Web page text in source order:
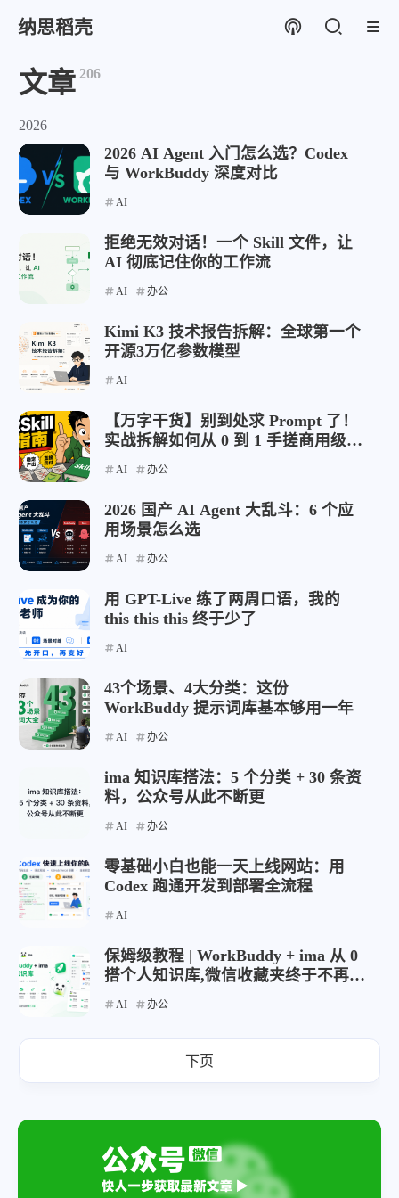
纳思稻壳
文章 206
2026
2026 AI Agent 入门怎么选？Codex
与 WorkBuddy 深度对比
AI
拒绝无效对话！一个 Skill 文件，让
AI 彻底记住你的工作流
AI 办公
Kimi K3 技术报告拆解：全球第一个
开源3万亿参数模型
AI
【万字干货】别到处求 Prompt 了！
实战拆解如何从 0 到 1 手搓商用级
AI Skill
AI 办公
2026 国产 AI Agent 大乱斗：6 个应
用场景怎么选
AI 办公
用 GPT-Live 练了两周口语，我的
this this this 终于少了
AI
43个场景、4大分类：这份
WorkBuddy 提示词库基本够用一年
AI 办公
ima 知识库搭法：5 个分类 + 30 条资
料，公众号从此不断更
AI 办公
零基础小白也能一天上线网站：用
Codex 跑通开发到部署全流程
AI
保姆级教程 | WorkBuddy + ima 从 0
搭个人知识库,微信收藏夹终于不再吃
AI 办公
下页